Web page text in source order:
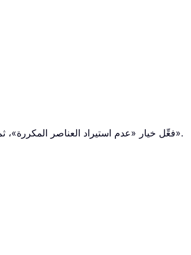
الخطوة 4: في مربع حوار استيراد ملف بيانات Outlook، فعِّل خيار «عدم استيراد العناصر المكررة»، ثم انقر زر «استعراض».